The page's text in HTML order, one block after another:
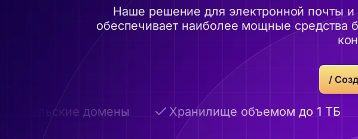
Наше решение для электронной почты
обеспечивает наиболее мощные средства
/
домены Хранилище объемом до 1 ТБ